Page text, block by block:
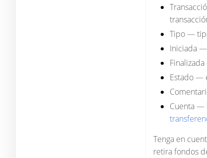
Tipo —
Iniciada
Estado —
Cuenta —
Tenga en
retira fondos